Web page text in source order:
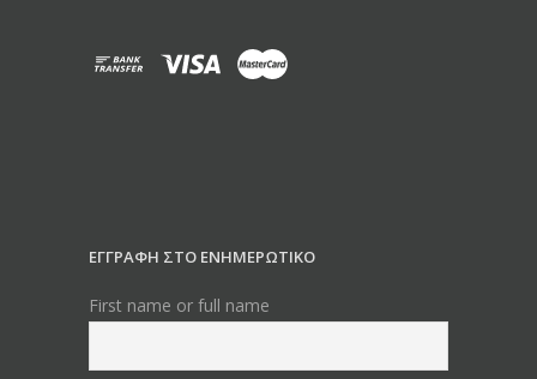
ΕΓΓΡΑΦΗ ΣΤΟ ΕΝΗΜΕΡΩΤΙΚΟ
First name or full name